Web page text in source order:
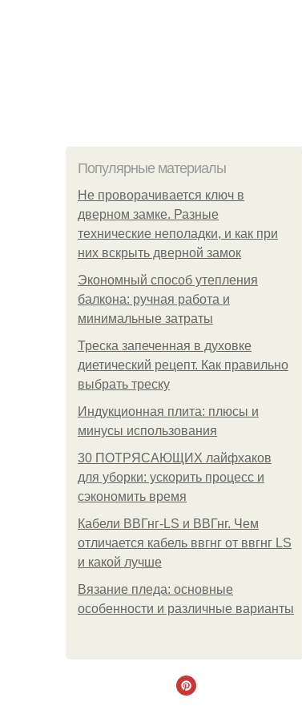
Популярные материалы
Не проворачивается ключ в
дверном замке. Разные
технические неполадки, и как при
них вскрыть дверной замок
Экономный способ утепления
балкона: ручная работа и
минимальные затраты
Треска запеченная в духовке
диетический рецепт. Как правильно
выбрать треску
Индукционная плита: плюсы и
минусы использования
30 ПОТРЯСАЮЩИХ лайфхаков
для уборки: ускорить процесс и
сэкономить время
Кабели ВВГнг-LS и ВВГнг. Чем
отличается кабель ввгнг от ввгнг LS
и какой лучше
Вязание пледа: основные
особенности и различные варианты